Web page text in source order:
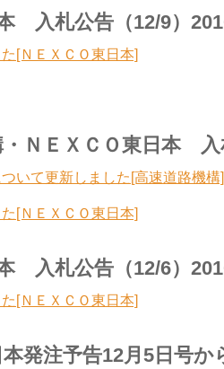
入札公告（12/9）
[ＮＥＸＣＯ東日本]
ＮＥＸＣＯ東日本
いて更新しました[高速道路機構]
[ＮＥＸＣＯ東日本]
入札公告（12/6）
[ＮＥＸＣＯ東日本]
発注予告12月5日号か